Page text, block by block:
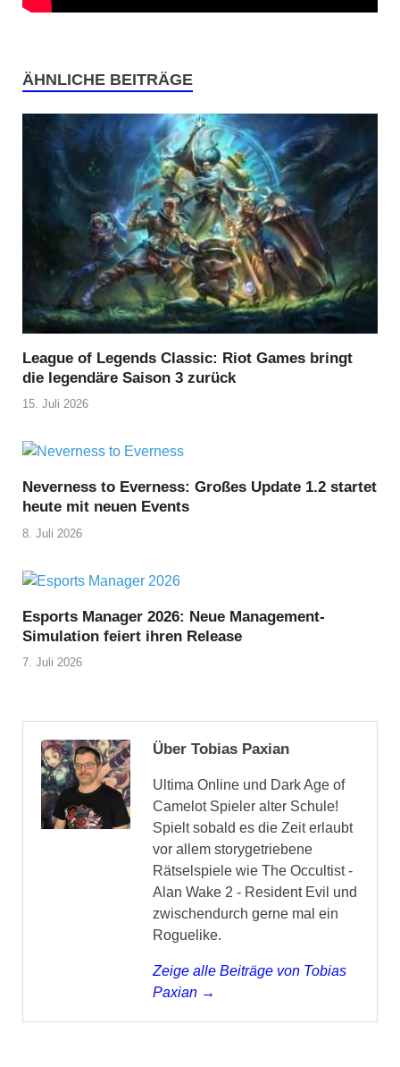
ÄHNLICHE BEITRÄGE
League of Legends Classic: Riot Games bringt
die legendäre Saison 3 zurück
15. Juli 2026
Neverness to Everness: Großes Update 1.2 startet
heute mit neuen Events
8. Juli 2026
Esports Manager 2026: Neue Management-
Simulation feiert ihren Release
7. Juli 2026
Über Tobias Paxian
Ultima Online und Dark Age of
Camelot Spieler alter Schule!
Spielt sobald es die Zeit erlaubt
vor allem storygetriebene
Rätselspiele wie The Occultist -
Alan Wake 2 - Resident Evil und
zwischendurch gerne mal ein
Roguelike.
Zeige alle Beiträge von Tobias
Paxian →